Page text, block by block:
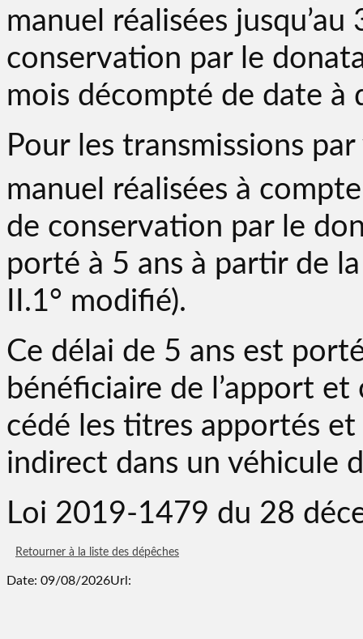
manuel réalisées
conservation par le
mois décompté de date à
Pour les transmissions
manuel réalisées à
de conservation par le
porté à 5 ans à partir de
II.1° modifié).
Ce délai de 5 ans est
bénéficiaire de l’apport
cédé les titres apportés
indirect dans un véhicule
Loi 2019-1479 du 28
Retourner à la liste des dépêches
Date: 09/08/2026Url: